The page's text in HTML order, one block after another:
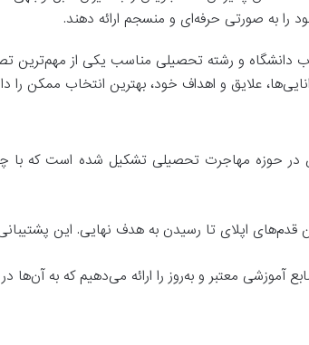
را به صورتی حرفه‌ای و منسجم ارائه دهند.
دانشگاه و رشته تحصیلی مناسب یکی از مهم‌ترین
علایق و اهداف خود، بهترین انتخاب ممکن را
در حوزه مهاجرت تحصیلی تشکیل شده است که با
قدم‌های اپلای تا رسیدن به هدف نهایی. این
آموزشی معتبر و به‌روز را ارائه می‌دهیم که به